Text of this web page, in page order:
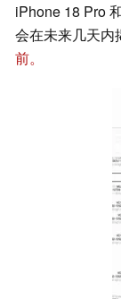
iPhone 18 Pro
会在未来几天
前。